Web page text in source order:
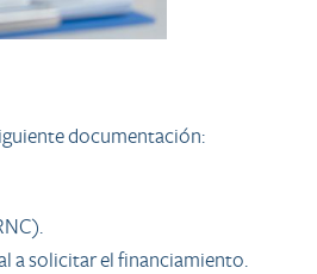
documentación:
a solicitar el financiamiento.